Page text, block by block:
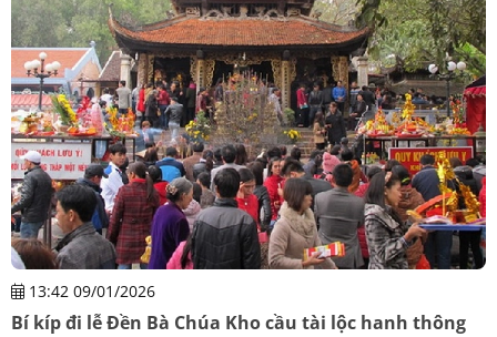
13:42 09/01/2026
Bí kíp đi lễ Đền Bà Chúa Kho cầu tài lộc hanh thông